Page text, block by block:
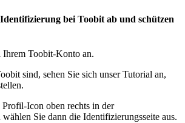
Identifizierung bei Toobit ab und schützen
Ihrem Toobit-Konto an.
sind, sehen Sie sich unser Tutorial an,
Icon oben rechts in der
Sie dann die Identifizierungsseite aus.